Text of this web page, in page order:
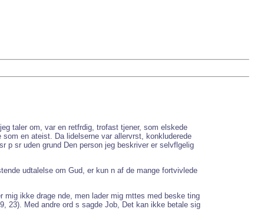
taler om, var en retfrdig, trofast tjener, som elskede
en ateist. Da lidelserne var allervrst, konkluderede
p sr uden grund Den person jeg beskriver er selvflgelig
udtalelse om Gud, er kun n af de mange fortvivlede
mig ikke drage nde, men lader mig mttes med beske ting
23). Med andre ord s sagde Job, Det kan ikke betale sig